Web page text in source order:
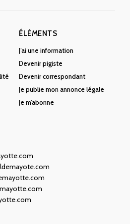
ÉLÉMENTS
J’ai une information
Devenir pigiste
Devenir correspondant
Je publie mon annonce légale
Je m’abonne